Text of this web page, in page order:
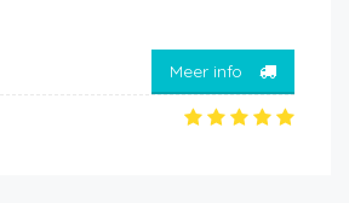
Meer info